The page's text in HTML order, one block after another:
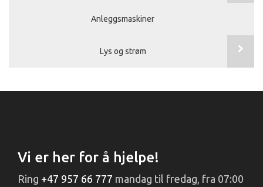
Anleggsmaskiner
Lys og strøm
Vi er her for å hjelpe!
Ring +47 957 66 777 mandag til fredag, fra 07:00